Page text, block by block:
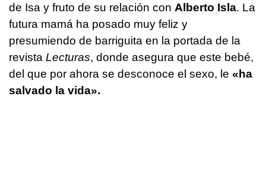
de Isa y fruto de su relación con Alberto Isla. La
futura mamá ha posado muy feliz y
presumiendo de barriguita en la portada de la
revista Lecturas, donde asegura que este bebé,
del que por ahora se desconoce el sexo, le «ha
salvado la vida».